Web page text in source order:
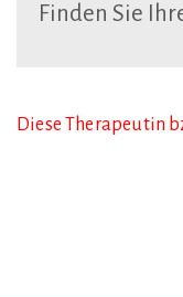
Finden Sie
Diese Therapeutin